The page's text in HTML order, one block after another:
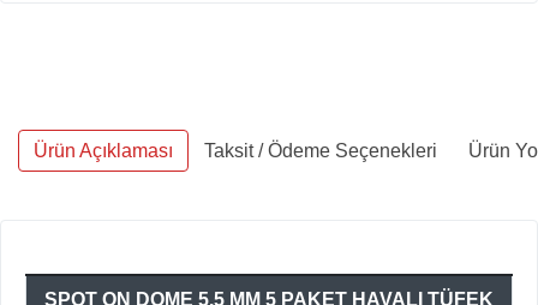
Ürün Açıklaması Taksit / Ödeme Seçenekleri Ürün
SPOT ON DOME 5,5 MM 5 PAKET HAVALI TÜFEK